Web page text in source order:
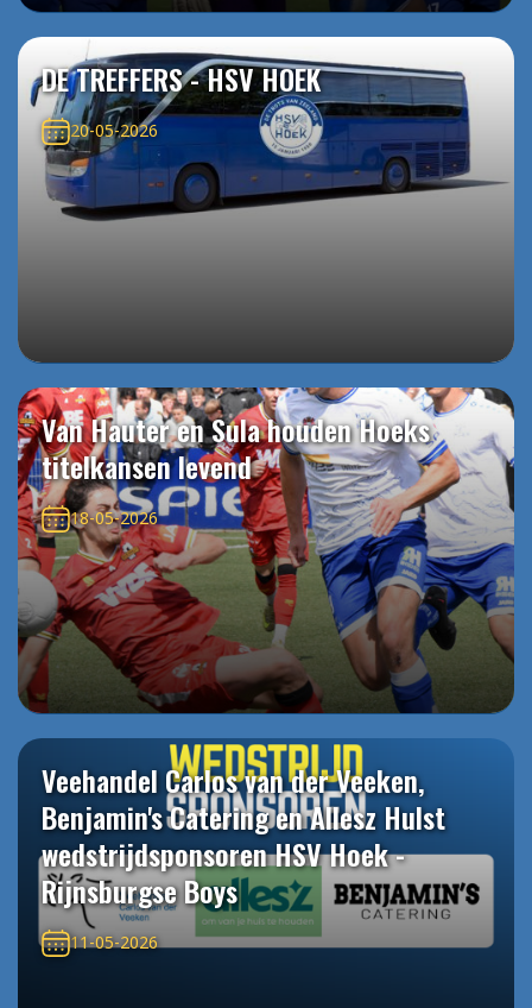
DE TREFFERS - HSV HOEK
20-05-2026
Van Hauter en Sula houden Hoeks
titelkansen levend
18-05-2026
Veehandel Carlos van der Veeken,
Benjamin's Catering en Allesz Hulst
wedstrijdsponsoren HSV Hoek -
Rijnsburgse Boys
11-05-2026